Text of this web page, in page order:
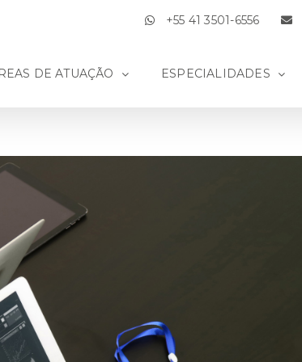
+55 41 3501-6556
DE ATUAÇÃO ESPECIALIDADES